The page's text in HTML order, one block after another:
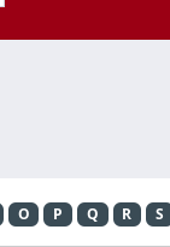
O P Q R S